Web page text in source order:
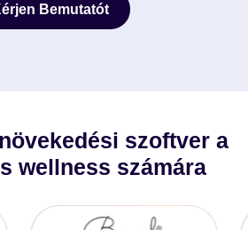
Bemutatót
szoftver a
wellness számára